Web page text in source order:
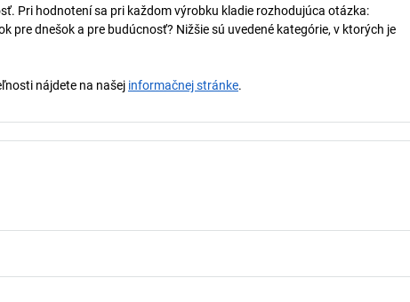
Pri hodnotení sa pri každom výrobku kladie rozhodujúca otázka:
dnešok a pre budúcnosť? Nižšie sú uvedené kategórie, v ktorých je
nájdete na našej informačnej stránke.